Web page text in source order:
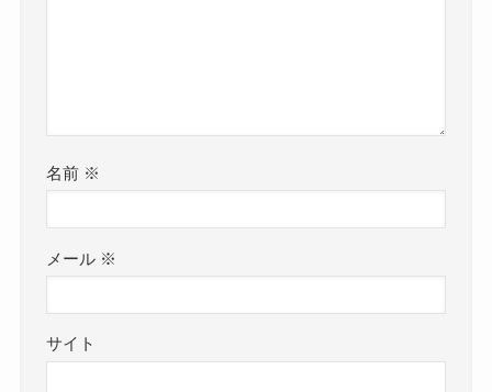
名前 ※
メール ※
サイト